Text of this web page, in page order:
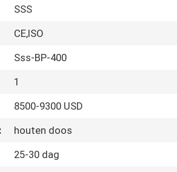
SSS
CE,ISO
Sss-BP-400
1
8500-9300 USD
houten doos
25-30 dag